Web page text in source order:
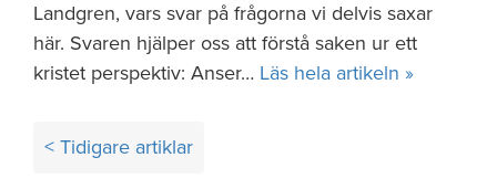
Landgren, vars svar på frågorna vi delvis saxar
här. Svaren hjälper oss att förstå saken ur ett
kristet perspektiv: Anser… Läs hela artikeln »
Inläggsnavigering
< Tidigare artiklar